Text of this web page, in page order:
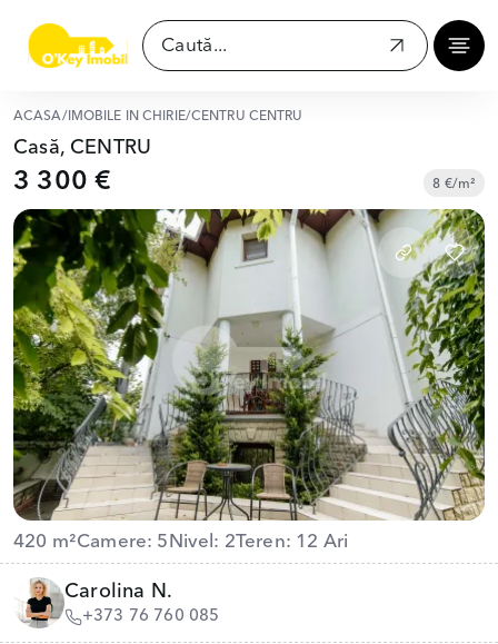
ACASĂ/ IMOBILE ÎN CHIRIE/CENTRU CENTRU
Casă, CENTRU
3 300 € 8 €/m²
420 m²Camere: 5 Nivel: 2Teren: 12 Ari
Carolina N.
+373 76 760 085